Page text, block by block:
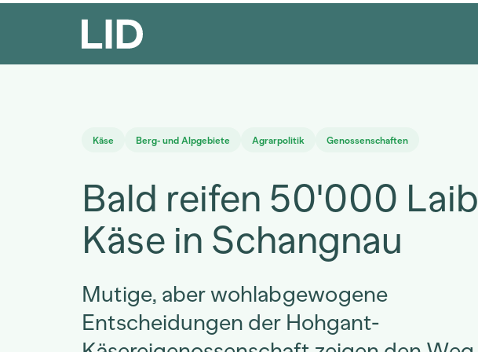
Käse Berg- und Alpgebiete Agrarpolitik Genossenschaften
Bald reifen 50'000 Laib
Käse in Schangnau
Mutige, aber wohlabgewogene
Entscheidungen der Hohgant-